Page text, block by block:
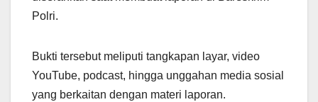
Polri.
Bukti tersebut meliputi tangkapan layar, video
YouTube, podcast, hingga unggahan media sosial
yang berkaitan dengan materi laporan.